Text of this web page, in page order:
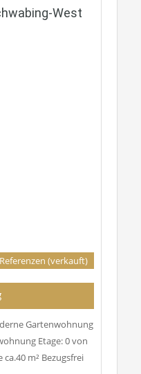
West
Referenzen (verkauft)
Gartenwohnung
Etage: 0 von
m² Bezugsfrei